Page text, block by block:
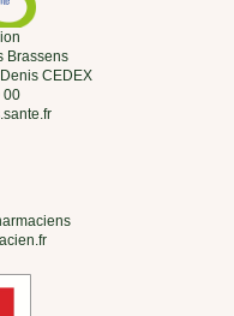
Brassens
CEDEX
00